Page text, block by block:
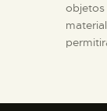
objetos